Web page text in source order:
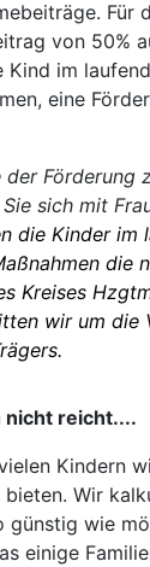
Für
von 50%
im
eine
der Förderung
sich mit
die Kinder im
die
Kreises
wir um die
nicht reicht....
Kindern
Wir
günstig wie
einige